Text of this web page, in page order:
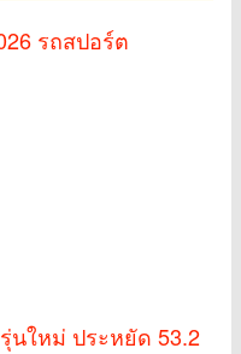
รถสปอร์ต
นใหม่ ประหยัด 53.2